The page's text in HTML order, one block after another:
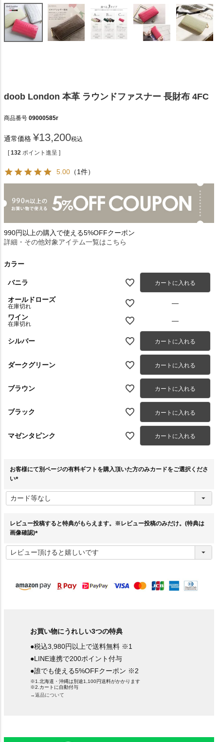
doob London 本革 ラウンドファスナー 長財布 4FC
商品番号 09000585r
通常価格 ¥13,200税込
[ 132 ポイント進呈 ]
5.00 （1件）
990円以上の購入で使える5%OFFクーポン
詳細・その他対象アイテム一覧はこちら
カラー
バニラ カートに入れる
オールドローズ
在庫切れ
—
ワイン
在庫切れ —
シルバー カートに入れる
ダークグリーン カートに入れる
ブラウン カートに入れる
ブラック カートに入れる
マゼンタピンク カートに入れる
お客様にて別ページの有料ギフトを購入頂いた方のみカードをご選択くださ
い
必
須
レビュー投稿すると特典がもらえます。※レビュー投稿のみだけ。(特典は
画像確認)
必
須
お買い物にうれしい3つの特典
●税込3,980円以上で送料無料 ※1
●LINE連携で200ポイント付与
●誰でも使える5%OFFクーポン ※2
※1.北海道・沖縄は別途1,100円送料がかかります
※2.カートに自動付与
→返品について